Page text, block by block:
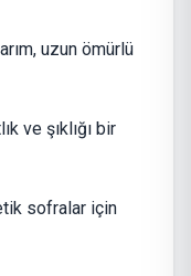
uzun ömürlü
ve şıklığı bir
sofralar için